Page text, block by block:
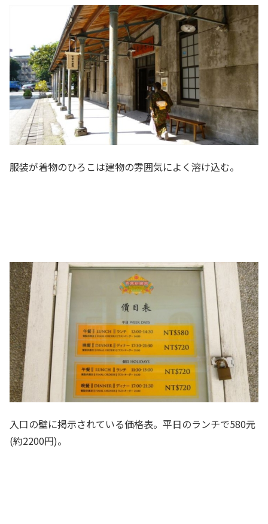
服装が着物のひろこは建物の雰囲気によく溶け込む。
入口の壁に掲示されている価格表。平日のランチで580元
(約2200円)。